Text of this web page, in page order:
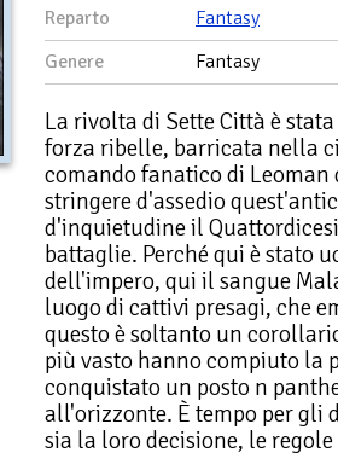
Reparto
Fantasy
Genere
Fantasy
La rivolta di Sette Città è
forza ribelle, barricata nella
comando fanatico di
stringere d'assedio
d'inquietudine il
battaglie. Perché qui è stato
dell'impero, qui il sangue
luogo di cattivi presagi, che
questo è soltanto un
più vasto hanno compiuto la
conquistato un posto n
all'orizzonte. È tempo per gli
sia la loro decisione, le